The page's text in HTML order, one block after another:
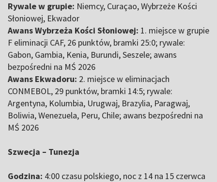
Rywale w grupie: Niemcy, Curaçao, Wybrzeże Kości
Słoniowej, Ekwador
Awans Wybrzeża Kości Słoniowej: 1. miejsce w grupie
F eliminacji CAF, 26 punktów, bramki 25:0; rywale:
Gabon, Gambia, Kenia, Burundi, Seszele; awans
bezpośredni na MŚ 2026
Awans Ekwadoru: 2. miejsce w eliminacjach
CONMEBOL, 29 punktów, bramki 14:5; rywale:
Argentyna, Kolumbia, Urugwaj, Brazylia, Paragwaj,
Boliwia, Wenezuela, Peru, Chile; awans bezpośredni na
MŚ 2026
Szwecja – Tunezja
Godzina: 4:00 czasu polskiego, noc z 14 na 15 czerwca